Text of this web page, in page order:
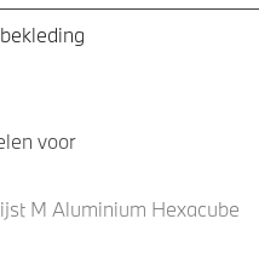
voor
M Aluminium Hexacube